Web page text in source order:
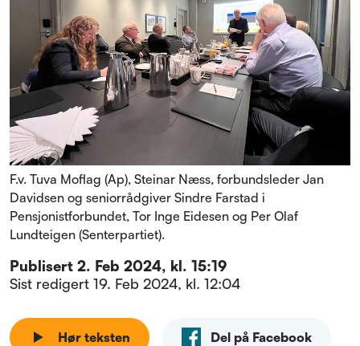
F.v. Tuva Moflag (Ap), Steinar Næss, forbundsleder Jan
Davidsen og seniorrådgiver Sindre Farstad i
Pensjonistforbundet, Tor Inge Eidesen og Per Olaf
Lundteigen (Senterpartiet).
Publisert 2. Feb 2024, kl. 15:19
Sist redigert 19. Feb 2024, kl. 12:04
Hør teksten Del på Facebook